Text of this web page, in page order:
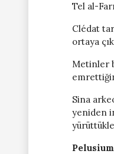
Tel al-
Clédat
ortaya
Metinler
Sina
yeniden